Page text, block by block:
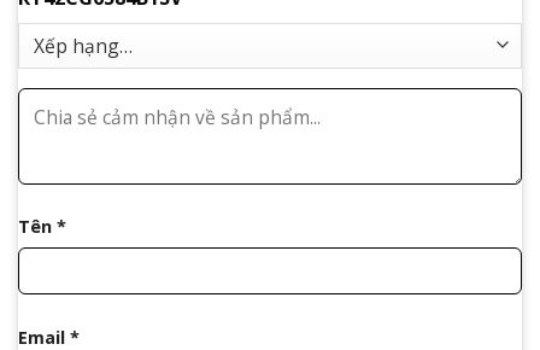
Tên *
Email *